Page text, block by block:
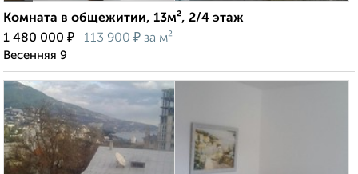
Комната в общежитии, 13м², 2/4 этаж
1 480 000 ₽ 113 900 ₽ за м²
Весенняя 9